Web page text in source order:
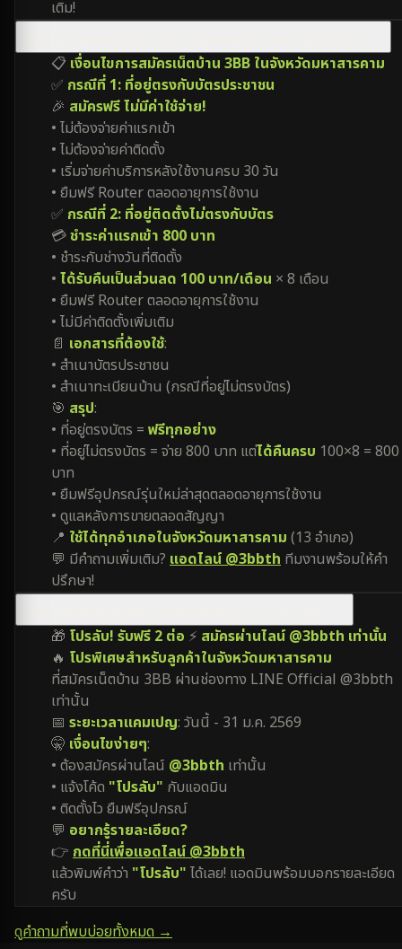
เติม!
📋 เงื่อนไขการสมัครเน็ตบ้าน 3BB ในจังหวัดมหาสารคาม
✅ กรณีที่ 1: ที่อยู่ตรงกับบัตรประชาชน
🎉 สมัครฟรี ไม่มีค่าใช้จ่าย!
• ไม่ต้องจ่ายค่าแรกเข้า
• ไม่ต้องจ่ายค่าติดตั้ง
• เริ่มจ่ายค่าบริการหลังใช้งานครบ 30 วัน
• ยืมฟรี Router ตลอดอายุการใช้งาน
✅ กรณีที่ 2: ที่อยู่ติดตั้งไม่ตรงกับบัตร
💳ชำระค่าแรกเข้า 800 บาท
• ชำระกับช่างวันที่ติดตั้ง
• ได้รับคืนเป็นส่วนลด 100 บาท/เดือน × 8 เดือน
• ยืมฟรี Router ตลอดอายุการใช้งาน
• ไม่มีค่าติดตั้งเพิ่มเติม
📄 เอกสารที่ต้องใช้:
• สำเนาบัตรประชาชน
• สำเนาทะเบียนบ้าน (กรณีที่อยู่ไม่ตรงบัตร)
🎯 สรุป:
• ที่อยู่ตรงบัตร = ฟรีทุกอย่าง
• ที่อยู่ไม่ตรงบัตร = จ่าย 800 บาท แต่ได้คืนครบ 100×8 = 800
บาท
• ยืมฟรีอุปกรณ์รุ่นใหม่ล่าสุดตลอดอายุการใช้งาน
• ดูแลหลังการขายตลอดสัญญา
📍 ใช้ได้ทุกอำเภอในจังหวัดมหาสารคาม (13 อำเภอ)
💬 มีคำถามเพิ่มเติม? แอดไลน์ @3bbth ทีมงานพร้อมให้คำ
ปรึกษา!
🎁 โปรลับ! รับฟรี 2 ต่อ ⚡ สมัครผ่านไลน์ @3bbth เท่านั้น
🔥 โปรพิเศษสำหรับลูกค้าในจังหวัดมหาสารคาม
ที่สมัครเน็ตบ้าน 3BB ผ่านช่องทาง LINE Official @3bbth
เท่านั้น
📅 ระยะเวลาแคมเปญ: วันนี้ - 31 ม.ค. 2569
🤫 เงื่อนไขง่ายๆ:
• ต้องสมัครผ่านไลน์ @3bbth เท่านั้น
• แจ้งโค้ด "โปรลับ" กับแอดมิน
• ติดตั้งไว ยืมฟรีอุปกรณ์
💬 อยากรู้รายละเอียด?
👉 กดที่นี่เพื่อแอดไลน์ @3bbth
แล้วพิมพ์คำว่า "โปรลับ" ได้เลย! แอดมินพร้อมบอกรายละเอียด
ครับ
ดูคำถามที่พบบ่อยทั้งหมด →